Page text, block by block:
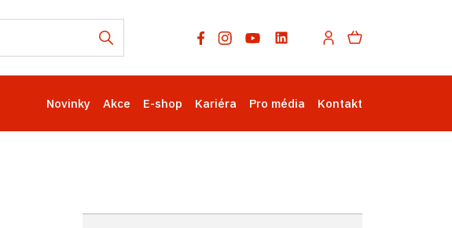
Novinky Akce E-shop Kariéra Pro média Kontakt